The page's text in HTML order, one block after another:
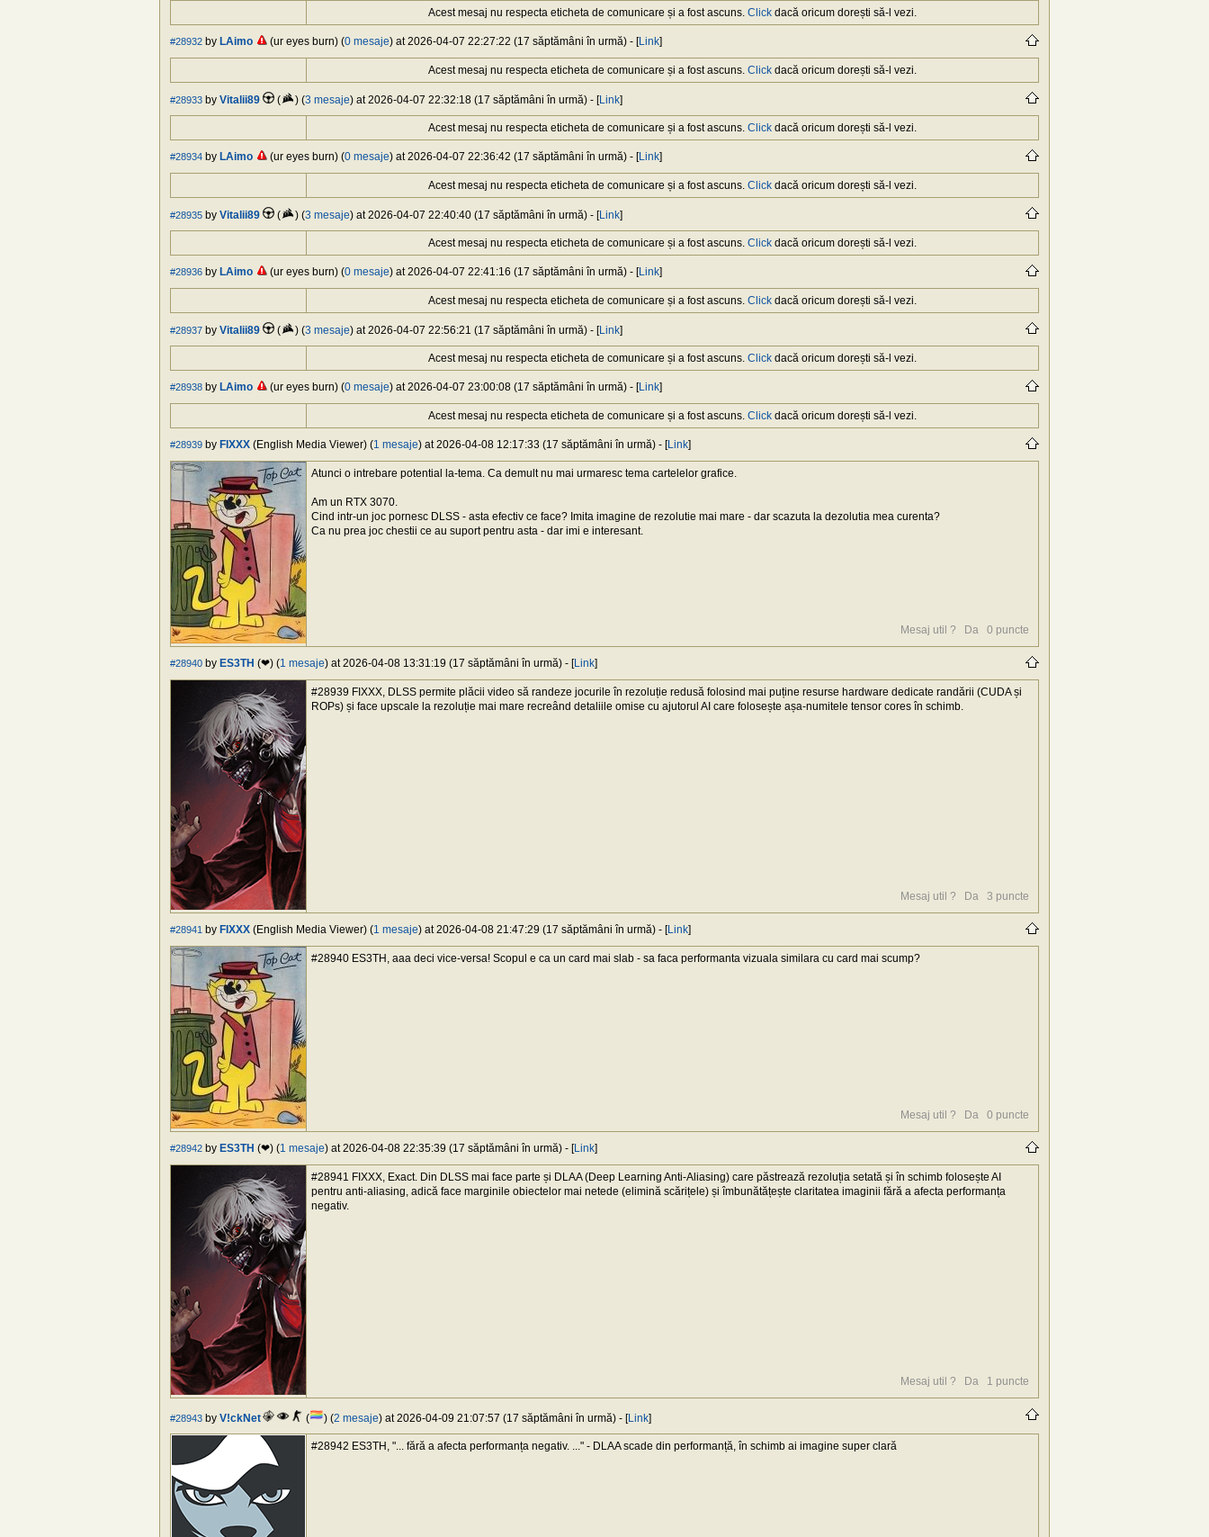
Acest mesaj nu respecta eticheta de comunicare și a fost ascuns. Click dacă oricum dorești să-l vezi.
#28932 by LAimo (ur eyes burn) (0 mesaje) at 2026-04-07 22:27:22 (17 săptămâni în urmă) - [Link]
Acest mesaj nu respecta eticheta de comunicare și a fost ascuns. Click dacă oricum dorești să-l vezi.
#28933 by Vitalii89 ( ) (3 mesaje) at 2026-04-07 22:32:18 (17 săptămâni în urmă) - [Link]
Acest mesaj nu respecta eticheta de comunicare și a fost ascuns. Click dacă oricum dorești să-l vezi.
#28934 by LAimo (ur eyes burn) (0 mesaje) at 2026-04-07 22:36:42 (17 săptămâni în urmă) - [Link]
Acest mesaj nu respecta eticheta de comunicare și a fost ascuns. Click dacă oricum dorești să-l vezi.
#28935 by Vitalii89 ( ) (3 mesaje) at 2026-04-07 22:40:40 (17 săptămâni în urmă) - [Link]
Acest mesaj nu respecta eticheta de comunicare și a fost ascuns. Click dacă oricum dorești să-l vezi.
#28936 by LAimo (ur eyes burn) (0 mesaje) at 2026-04-07 22:41:16 (17 săptămâni în urmă) - [Link]
Acest mesaj nu respecta eticheta de comunicare și a fost ascuns. Click dacă oricum dorești să-l vezi.
#28937 by Vitalii89 ( ) (3 mesaje) at 2026-04-07 22:56:21 (17 săptămâni în urmă) - [Link]
Acest mesaj nu respecta eticheta de comunicare și a fost ascuns. Click dacă oricum dorești să-l vezi.
#28938 by LAimo (ur eyes burn) (0 mesaje) at 2026-04-07 23:00:08 (17 săptămâni în urmă) - [Link]
Acest mesaj nu respecta eticheta de comunicare și a fost ascuns. Click dacă oricum dorești să-l vezi.
#28939 by FIXXX (English Media Viewer) (1 mesaje) at 2026-04-08 12:17:33 (17 săptămâni în urmă) - [Link]
Atunci o intrebare potential la-tema. Ca demult nu mai urmaresc tema cartelelor grafice.
Am un RTX 3070.
Cind intr-un joc pornesc DLSS - asta efectiv ce face? Imita imagine de rezolutie mai mare - dar scazuta la dezolutia mea curenta?
Ca nu prea joc chestii ce au suport pentru asta - dar imi e interesant.
Mesaj util ? Da 0 puncte
#28940 by ES3TH (❤) (1 mesaje) at 2026-04-08 13:31:19 (17 săptămâni în urmă) - [Link]
#28939 FIXXX, DLSS permite plăcii video să randeze jocurile în rezoluție redusă folosind mai puține resurse hardware dedicate randării (CUDA și
ROPs) și face upscale la rezoluție mai mare recreând detaliile omise cu ajutorul AI care folosește așa-numitele tensor cores în schimb.
Mesaj util ? Da 3 puncte
#28941 by FIXXX (English Media Viewer) (1 mesaje) at 2026-04-08 21:47:29 (17 săptămâni în urmă) - [Link]
#28940 ES3TH, aaa deci vice-versa! Scopul e ca un card mai slab - sa faca performanta vizuala similara cu card mai scump?
Mesaj util ? Da 0 puncte
#28942 by ES3TH (❤) (1 mesaje) at 2026-04-08 22:35:39 (17 săptămâni în urmă) - [Link]
#28941 FIXXX, Exact. Din DLSS mai face parte și DLAA (Deep Learning Anti-Aliasing) care păstrează rezoluția setată și în schimb folosește AI
pentru anti-aliasing, adică face marginile obiectelor mai netede (elimină scărițele) și îmbunătățește claritatea imaginii fără a afecta performanța
negativ.
Mesaj util ? Da 1 puncte
#28943 by V!ckNet ( ) (2 mesaje) at 2026-04-09 21:07:57 (17 săptămâni în urmă) - [Link]
#28942 ES3TH, "... fără a afecta performanța negativ. ..." - DLAA scade din performanță, în schimb ai imagine super clară